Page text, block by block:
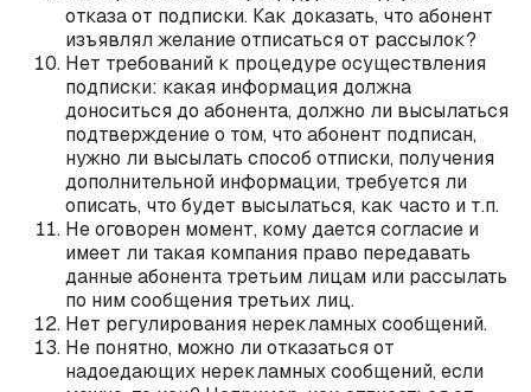
отказа от подписки. Как доказать, что абонент
изъявлял желание отписаться от рассылок?
Нет требований к процедуре осуществления
подписки: какая информация должна
доноситься до абонента, должно ли высылаться
подтверждение о том, что абонент подписан,
нужно ли высылать способ отписки, получения
дополнительной информации, требуется ли
описать, что будет высылаться, как часто и т.п.
Не оговорен момент, кому дается согласие и
имеет ли такая компания право передавать
данные абонента третьим лицам или рассылать
по ним сообщения третьих лиц.
Нет регулирования нерекламных сообщений.
Не понятно, можно ли отказаться от
надоедающих нерекламных сообщений, если